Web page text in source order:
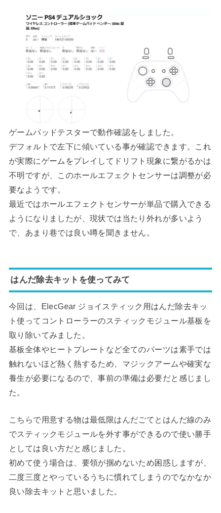
ゲームパッドテスターで動作確認をしました。
デフォルトで左下に傾いている事が確認できます。これ
が実際にゲームをプレイしてドリフト現象に繋がるかは
不明ですが、このホールエフェクトセンサーは調整が必
要なようです。
最近ではホールエフェクトセンサーが単品で購入できる
ようになりましたが、現状では当たり外れが多いよう
で、あまり巷では良い噂を聞きません。
はんだ除去キットを使ってみて
今回は、ElecGear ジョイスティック用はんだ除去キッ
ト使ってコントローラーのスティックモジュール基板を
取り除いてみました。
基板全体やヒートプレートなど全てのパーツは素手では
触れないほど熱く熱するため、マジックアームや確実な
養生が必要になるので、事前の準備は必要だと感じまし
た。
こちらで用意する物は最低限はんだごてとはんだ線のみ
でスティックモジュールを外す事ができるので使い勝手
としては良い方だと感じました。
初めて使う場合は、要領が掴めないため困惑しますが、
二度三度とやっているうちに慣れてしまうのでなかなか
良い除去キットと思いました。